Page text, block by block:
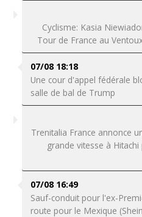
Cyclisme: Kasia
Tour de France au
07/08 18:18
Une cour d'appel fédérale
salle de bal de Trump
Trenitalia France annonce
grande vitesse à
07/08 16:49
Sauf-conduit pour l'ex-
route pour le Mexique